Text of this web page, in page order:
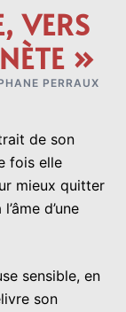
VERS
»
PERRAUX
de son
fois elle
mieux quitter
d’une
sensible, en
son